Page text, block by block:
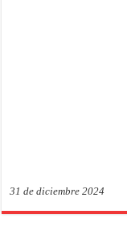
31 de diciembre 2024